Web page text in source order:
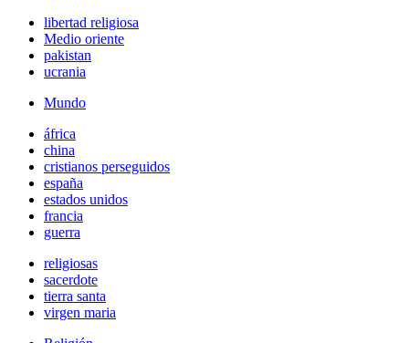
libertad religiosa
Medio oriente
pakistan
ucrania
Mundo
áfrica
china
cristianos perseguidos
españa
estados unidos
francia
guerra
religiosas
sacerdote
tierra santa
virgen maria